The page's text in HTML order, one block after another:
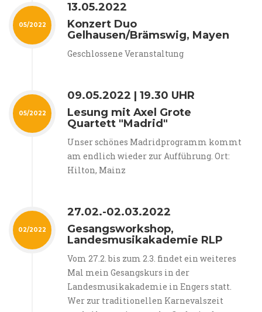
05/2022
13.05.2022
Konzert Duo
Gelhausen/Brämswig, Mayen
Geschlossene Veranstaltung
05/2022
09.05.2022 | 19.30 UHR
Lesung mit Axel Grote
Quartett "Madrid"
Unser schönes Madridprogramm kommt
am endlich wieder zur Aufführung. Ort:
Hilton, Mainz
02/2022
27.02.-02.03.2022
Gesangsworkshop,
Landesmusikakademie RLP
Vom 27.2. bis zum 2.3. findet ein weiteres
Mal mein Gesangskurs in der
Landesmusikakademie in Engers statt.
Wer zur traditionellen Karnevalszeit